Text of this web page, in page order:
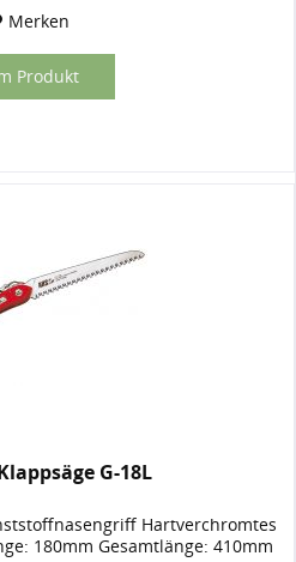
Merken
Produkt
G-18L
Hartverchromtes
180mm Gesamtlänge: 410mm